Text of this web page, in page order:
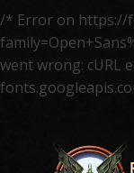
/* Error on https://
went wrong: cURL